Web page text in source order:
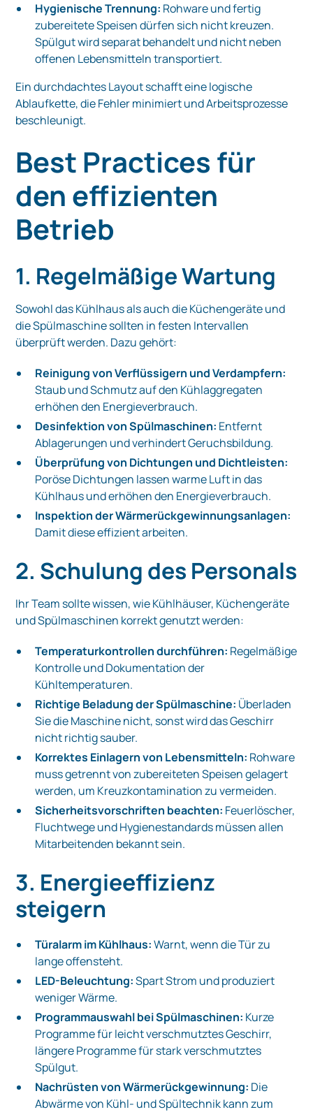
Hygienische Trennung: Rohware und fertig
zubereitete Speisen dürfen sich nicht kreuzen.
Spülgut wird separat behandelt und nicht neben
offenen Lebensmitteln transportiert.
Ein durchdachtes Layout schafft eine logische
Ablaufkette, die Fehler minimiert und Arbeitsprozesse
beschleunigt.
Best Practices für
den effizienten
Betrieb
1. Regelmäßige Wartung
Sowohl das Kühlhaus als auch die Küchengeräte und
die Spülmaschine sollten in festen Intervallen
überprüft werden. Dazu gehört:
Reinigung von Verflüssigern und Verdampfern:
Staub und Schmutz auf den Kühlaggregaten
erhöhen den Energieverbrauch.
Desinfektion von Spülmaschinen: Entfernt
Ablagerungen und verhindert Geruchsbildung.
Überprüfung von Dichtungen und Dichtleisten:
Poröse Dichtungen lassen warme Luft in das
Kühlhaus und erhöhen den Energieverbrauch.
Inspektion der Wärmerückgewinnungsanlagen:
Damit diese effizient arbeiten.
2. Schulung des Personals
Ihr Team sollte wissen, wie Kühlhäuser, Küchengeräte
und Spülmaschinen korrekt genutzt werden:
Temperaturkontrollen durchführen: Regelmäßige
Kontrolle und Dokumentation der
Kühltemperaturen.
Richtige Beladung der Spülmaschine: Überladen
Sie die Maschine nicht, sonst wird das Geschirr
nicht richtig sauber.
Korrektes Einlagern von Lebensmitteln: Rohware
muss getrennt von zubereiteten Speisen gelagert
werden, um Kreuzkontamination zu vermeiden.
Sicherheitsvorschriften beachten: Feuerlöscher,
Fluchtwege und Hygienestandards müssen allen
Mitarbeitenden bekannt sein.
3. Energieeffizienz
steigern
Türalarm im Kühlhaus:Warnt, wenn die Tür zu
lange offensteht.
LED-Beleuchtung:Spart Strom und produziert
weniger Wärme.
Programmauswahl bei Spülmaschinen: Kurze
Programme für leicht verschmutztes Geschirr,
längere Programme für stark verschmutztes
Spülgut.
Nachrüsten von Wärmerückgewinnung: Die
Abwärme von Kühl- und Spültechnik kann zum